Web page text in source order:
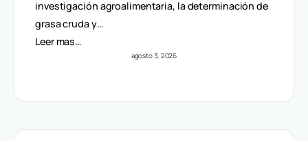
investigación agroalimentaria, la determinación de
grasa cruda y…
Leer mas…
agosto 3, 2026